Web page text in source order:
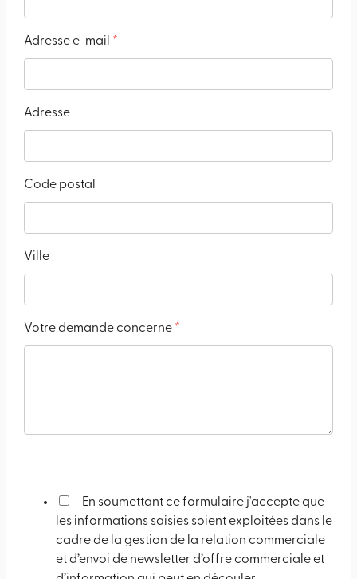
Adresse e-mail *
Adresse
Code postal
Ville
Votre demande concerne *
En soumettant ce formulaire j'accepte que
les informations saisies soient exploitées dans le
cadre de la gestion de la relation commerciale
et d’envoi de newsletter d’offre commerciale et